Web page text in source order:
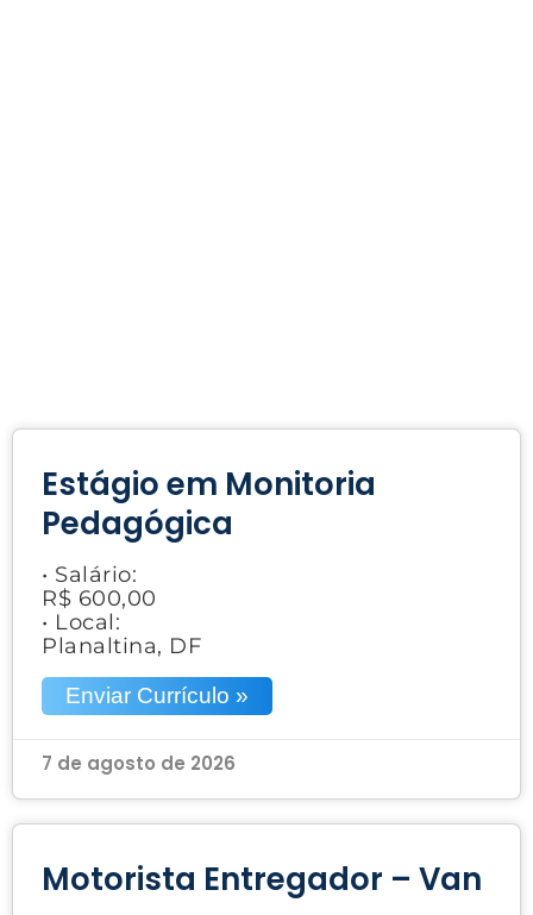
Estágio em Monitoria
Pedagógica
• Salário:
R$ 600,00
• Local:
Planaltina, DF
Enviar Currículo »
7 de agosto de 2026
Motorista Entregador – Van